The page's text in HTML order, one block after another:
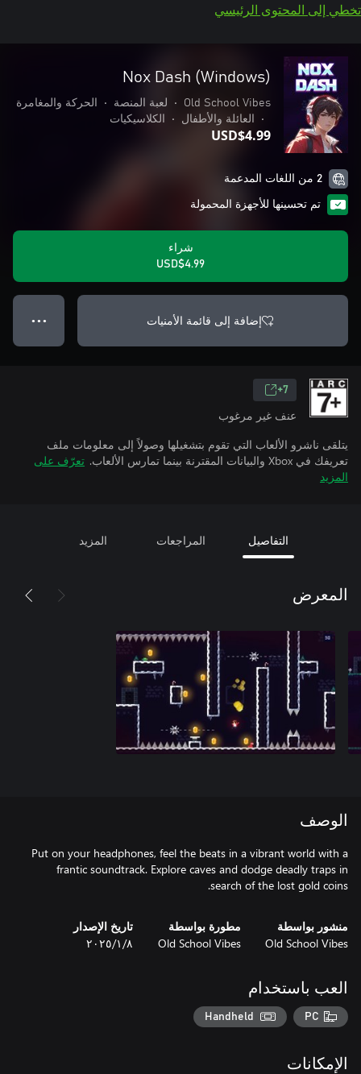
تخطي إلى المحتوى الرئيسي
Nox Dash (Windows)
Old School Vibes
• لعبة المنصة •
الحركة والمغامرة
•
العائلة والأطفال • الكلاسيكيات
USD$4.99
2 من اللغات المدعمة
تم تحسينها للأجهزة المحمولة
شراء
USD$4.99
إضافة إلى قائمة الأمنيات ● ● ●
7+
عنف غير مرغوب
يتلقى ناشرو الألعاب التي تقوم بتشغيلها وصولاً إلى معلومات ملف
تعريفك في Xbox والبيانات المقترنة بينما تمارس الألعاب.
تعرّف على
المزيد
التفاصيل المراجعات المزيد
المعرض
الوصف
Put on your headphones, feel the beats in a vibrant world with a
frantic soundtrack. Explore caves and dodge deadly traps in
search of the lost gold coins.
منشور بواسطة
Old School Vibes
مطورة بواسطة
Old School Vibes
تاريخ الإصدار
٨‏/١‏/٢٠٢٥
العب باستخدام
PC
Handheld
الإمكانات